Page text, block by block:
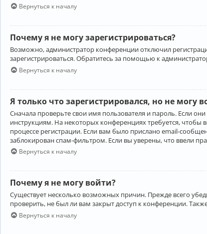
Вернуться к началу
Почему я не могу зарегистрироваться?
Возможно, администратор конференции отключил
зарегистрироваться. Обратитесь за помощью к
Вернуться к началу
Я только что зарегистрировался, но не могу
Сначала проверьте свои имя пользователя и пароль. Если
инструкциям. На некоторых конференциях требуется, чтобы
процессе регистрации. Если вам было прислано email-
заблокирован спам-фильтром. Если вы уверены, что ввели
Вернуться к началу
Почему я не могу войти?
Существует несколько возможных причин. Прежде всего
проверить, не был ли вам закрыт доступ к конференции.
Вернуться к началу